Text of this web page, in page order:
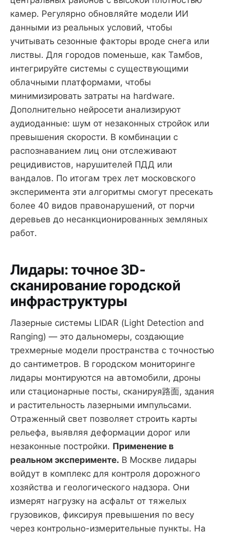
камер. Регулярно обновляйте модели ИИ
данными из реальных условий, чтобы
учитывать сезонные факторы вроде снега или
листвы. Для городов поменьше, как Тамбов,
интегрируйте системы с существующими
облачными платформами, чтобы
минимизировать затраты на hardware.
Дополнительно нейросети анализируют
аудиоданные: шум от незаконных стройок или
превышения скорости. В комбинации с
распознаванием лиц они отслеживают
рецидивистов, нарушителей ПДД или
вандалов. По итогам трех лет московского
эксперимента эти алгоритмы смогут пресекать
более 40 видов правонарушений, от порчи
деревьев до несанкционированных земляных
работ.
Лидары: точное 3D-
сканирование городской
инфраструктуры
Лазерные системы LIDAR (Light Detection and
Ranging) — это дальномеры, создающие
трехмерные модели пространства с точностью
до сантиметров. В городском мониторинге
лидары монтируются на автомобили, дроны
или стационарные посты, сканируя路面, здания
и растительность лазерными импульсами.
Отраженный свет позволяет строить карты
рельефа, выявляя деформации дорог или
незаконные постройки. Применение в
реальном эксперименте. В Москве лидары
войдут в комплекс для контроля дорожного
хозяйства и геологического надзора. Они
измерят нагрузку на асфальт от тяжелых
грузовиков, фиксируя превышения по весу
через контрольно-измерительные пункты. На